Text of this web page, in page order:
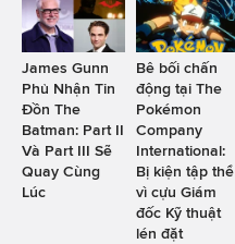
James Gunn
Phủ Nhận Tin
Đồn The
Batman: Part II
Và Part III Sẽ
Quay Cùng
Lúc
Bê bối chấn
động tại The
Pokémon
Company
International:
Bị kiện tập thể
vì cựu Giám
đốc Kỹ thuật
lén đặt